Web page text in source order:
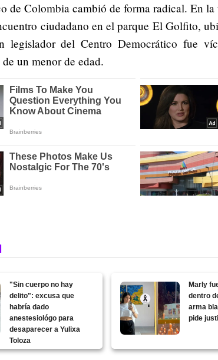
de Colombia cambió de forma radical. En la
ciudadano en el parque El Golfito,
legislador del Centro Democrático fue
un menor de edad.
"Sin cuerpo no hay
delito": excusa que
habría dado
anestesiológo para
desaparecer a Yulixa
Toloza
Marly
dentro
arma
pide